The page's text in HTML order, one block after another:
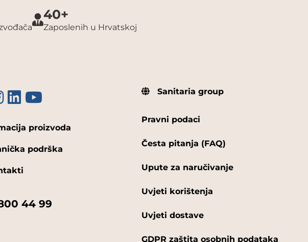
40+
Zaposlenih u Hrvatskoj
proizvoda
podrška
44 99
Sanitaria group
Pravni podaci
Česta pitanja (FAQ)
Upute za naručivanje
Uvjeti korištenja
Uvjeti dostave
GDPR zaštita osobnih podataka